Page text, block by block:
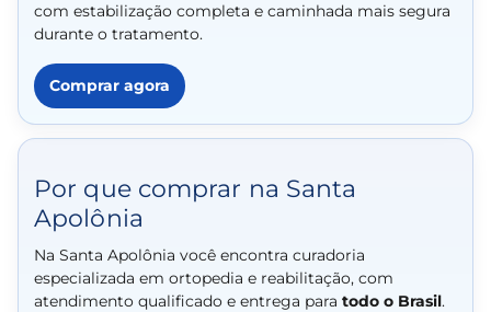
com estabilização completa e caminhada mais segura
durante o tratamento.
Comprar agora
Por que comprar na Santa
Apolônia
Na Santa Apolônia você encontra curadoria
especializada em ortopedia e reabilitação, com
atendimento qualificado e entrega para todo o Brasil.